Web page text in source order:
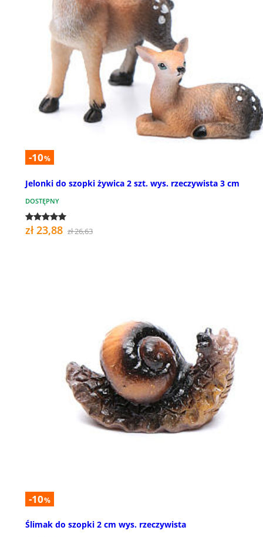
-10%
Jelonki do szopki żywica 2 szt. wys. rzeczywista 3 cm
DOSTĘPNY
zł 23,88 zł 26,63
-10%
Ślimak do szopki 2 cm wys. rzeczywista